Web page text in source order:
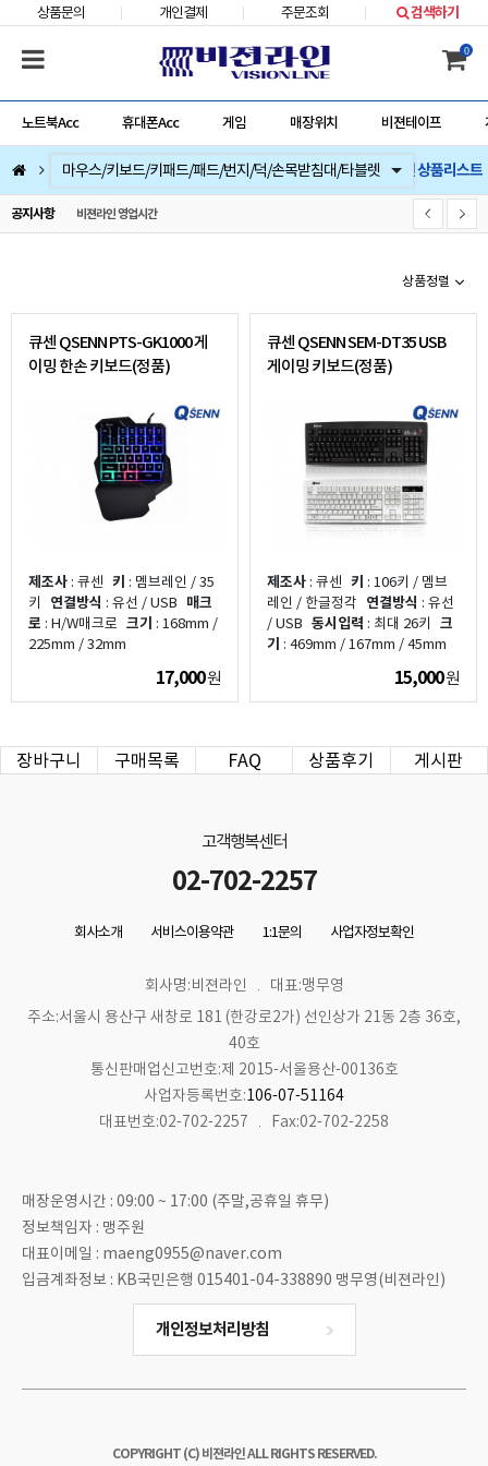
상품문의 개인결제 주문조회 검색하기
0
노트북Acc 휴대폰Acc 게임 매장위치 비젼테이프
컴퓨터부품
베스트 상품
컴퓨터주변기기
저장장치/네트웍/케이블/배터리/충전기/잠금장치
마우스/키보드/키패드/패드/번지/덕/손목받침대/타블렛
스피커/이어폰/헤드셋/거치대/마이크
게임
노트북Acc
게임슬라이더
휴대폰Acc 큐센 상품리스트
공지사항 비젼라인 영업시간
상품정렬
큐센 QSENN PTS-GK1000 게
이밍 한손 키보드(정품)
제조사 : 큐센 키 : 멤브레인 / 35
키
연결방식 : 유선 / USB 매크
로 : H/W매크로 크기 : 168mm /
225mm / 32mm
17,000원
큐센 QSENN SEM-DT35 USB
게이밍 키보드(정품)
제조사 : 큐센 키 : 106키 / 멤브
레인 / 한글정각 연결방식 : 유선
/ USB 동시입력 : 최대 26키 크
기 : 469mm / 167mm / 45mm
15,000원
장바구니 구매목록 FAQ 상품후기 게시판
고객행복센터
02-702-2257
회사소개 서비스이용약관 1:1문의 사업자정보확인
회사명:비젼라인
대표:맹무영
주소:서울시 용산구 새창로 181 (한강로2가) 선인상가 21동 2층 36호,
40호
통신판매업신고번호:제 2015-서울용산-00136호
사업자등록번호:106-07-51164
대표번호:02-702-2257
Fax:02-702-2258
매장운영시간 : 09:00 ~ 17:00 (주말,공휴일 휴무)
정보책임자 : 맹주원
대표이메일 : maeng0955@naver.com
입금계좌정보 : KB국민은행 015401-04-338890 맹무영(비젼라인)
개인정보처리방침
COPYRIGHT (C) 비젼라인 ALL RIGHTS RESERVED.